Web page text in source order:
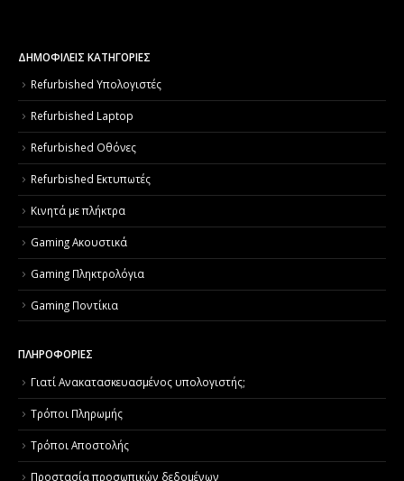
ΔΗΜΟΦΙΛΕΙΣ ΚΑΤΗΓΟΡΙΕΣ
Refurbished Υπολογιστές
Refurbished Laptop
Refurbished Οθόνες
Refurbished Εκτυπωτές
Κινητά με πλήκτρα
Gaming Ακουστικά
Gaming Πληκτρολόγια
Gaming Ποντίκια
ΠΛΗΡΟΦΟΡΙΕΣ
Γιατί Aνακατασκευασμένος υπολογιστής;
Τρόποι Πληρωμής
Τρόποι Αποστολής
Προστασία προσωπικών δεδομένων